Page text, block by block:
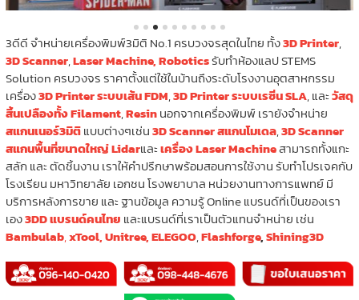
3ดีดี จำหน่ายเครื่องพิมพ์3มิติ No.1 ครบวงจรสุดในไทย ทั้ง3D Printer,
3D Scanner,Laser Machine,Roboticsรับทำห้องแลป STEMS
Solution ครบวงจร ราคาตั้งแต่ใช้ในบ้านถึงระดับโรงงานอุตสาหกรรม
เครื่อง3D Printer ระบบเส้น FDM,3D Printer ระบบเรซิ่น SLA, และวัสดุ
สิ้นเปลืองทั้ง Filament,Resinนอกจากเครื่องพิมพ์ เรายังจำหน่าย
สแกนเนอร์3มิติแบบต่างๆเช่น3D Scanner สแกนโมเดล,3D Scanner
สแกนพื้นที่ขนาดใหญ่ Lidarและเครื่อง Laser Machineสามารถทั้งแกะ
สลัก และ ตัดชิ้นงาน เราให้คำปรึกษาพร้อมสอนการใช้งาน รับทำโปรเจคกับ
โรงเรียน มหาวิทยาลัย เอกชน โรงพยาบาล หน่วยงานทางการแพทย์ มี
บริการหลังการขาย และ ฐานข้อมูล ความรู้ Online แบรนด์ที่เป็นของเรา
เอง3DD แบรนด์คนไทย และแบรนด์ที่เราเป็นตัวแทนจำหน่าย เช่น
Bambulab,xTool,Unitree,ELEGOO,Flashforge,Shining3D